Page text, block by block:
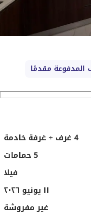
المدفوعة مقدمًا
4 غرف + غرفة خادمة
5 حمامات
فيلا
١١ يونيو ٢٠٢٦
غير مفروشة